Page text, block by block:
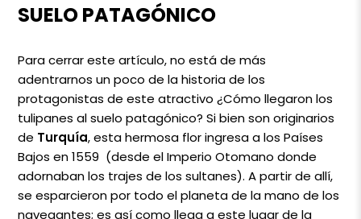
SUELO PATAGÓNICO
Para cerrar este artículo, no está de más
adentrarnos un poco de la historia de los
protagonistas de este atractivo ¿Cómo llegaron los
tulipanes al suelo patagónico? Si bien son originarios
de Turquía, esta hermosa flor ingresa a los Países
Bajos en 1559 (desde el Imperio Otomano donde
adornaban los trajes de los sultanes). A partir de allí,
se esparcieron por todo el planeta de la mano de los
navegantes; es así como llega a este lugar de la